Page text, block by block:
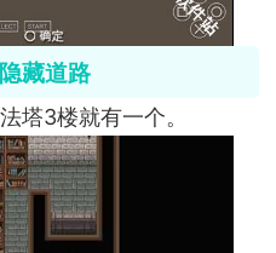
藏道路
塔3楼就有一个。